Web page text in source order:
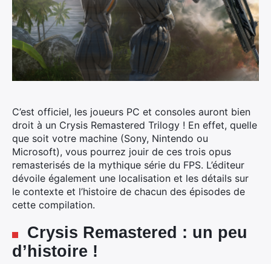
C’est officiel, les joueurs PC et consoles auront bien
droit à un Crysis Remastered Trilogy ! En effet, quelle
que soit votre machine (Sony, Nintendo ou
Microsoft), vous pourrez jouir de ces trois opus
remasterisés de la mythique série du FPS. L’éditeur
dévoile également une localisation et les détails sur
le contexte et l’histoire de chacun des épisodes de
cette compilation.
Crysis Remastered : un peu
d’histoire !